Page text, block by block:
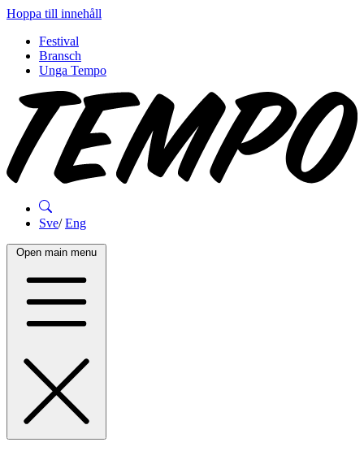
Hoppa till innehåll
Festival
Bransch
Unga Tempo
Sve/Eng
Open main menu